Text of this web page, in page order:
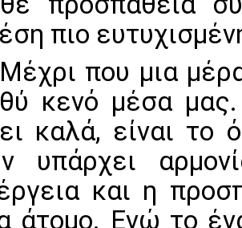
πιο
Μέχρι που μια
κενό μέσα
καλά, είναι το
υπάρχει
και η
άτομο. Ενώ το